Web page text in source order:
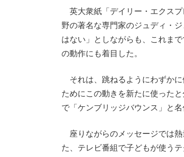
英大衆紙「デイリー・エクスプ
野の著名な専門家のジュディ・
はない」としながらも、これま
の動作にも着目した。
それは、跳ねるようにわずかに
ためにこの動きを新たに使った
で「ケンブリッジバウンス」と名
座りながらのメッセージでは熱
た、テレビ番組で子どもが使う